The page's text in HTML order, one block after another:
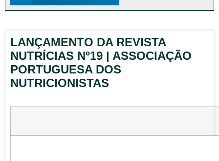
LANÇAMENTO DA REVISTA
NUTRÍCIAS Nº19 | ASSOCIAÇÃO
PORTUGUESA DOS
NUTRICIONISTAS